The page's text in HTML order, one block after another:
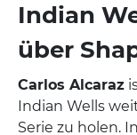
Indian
über
Carlos Alcaraz
Indian Wells
Serie zu holen.